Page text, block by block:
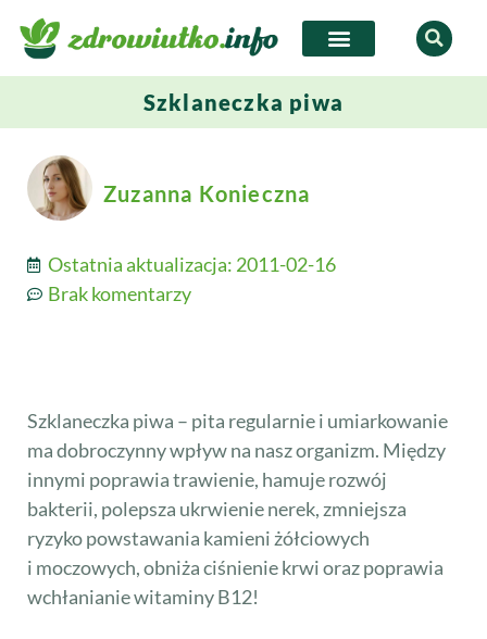
Szklaneczka piwa
Zuzanna Konieczna
Ostatnia aktualizacja: 2011-02-16
Brak komentarzy
Szklaneczka piwa – pita regularnie i umiarkowanie
ma dobroczynny wpływ na nasz organizm. Między
innymi poprawia trawienie, hamuje rozwój
bakterii, polepsza ukrwienie nerek, zmniejsza
ryzyko powstawania kamieni żółciowych
i moczowych, obniża ciśnienie krwi oraz poprawia
wchłanianie witaminy B12!